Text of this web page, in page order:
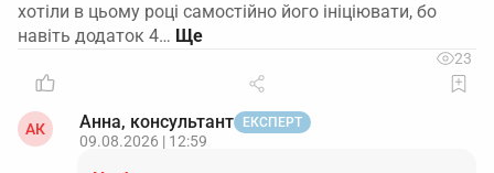
хотіли в цьому році самостійно його ініціювати, бо
навіть додаток 4…
23
АК Анна, консультант ЕКСПЕРТ
09.08.2026 | 12:59